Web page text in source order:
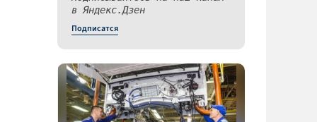
в Яндекс.Дзен
Подписатся